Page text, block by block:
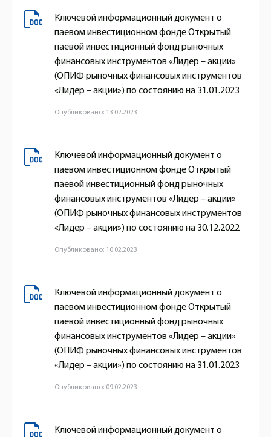
Ключевой информационный документ о
паевом инвестиционном фонде Открытый
паевой инвестиционный фонд рыночных
финансовых инструментов «Лидер – акции»
(ОПИФ рыночных финансовых инструментов
«Лидер – акции») по состоянию на 31.01.2023
Опубликовано: 13.02.2023
Ключевой информационный документ о
паевом инвестиционном фонде Открытый
паевой инвестиционный фонд рыночных
финансовых инструментов «Лидер – акции»
(ОПИФ рыночных финансовых инструментов
«Лидер – акции») по состоянию на 30.12.2022
Опубликовано: 10.02.2023
Ключевой информационный документ о
паевом инвестиционном фонде Открытый
паевой инвестиционный фонд рыночных
финансовых инструментов «Лидер – акции»
(ОПИФ рыночных финансовых инструментов
«Лидер – акции») по состоянию на 31.01.2023
Опубликовано: 09.02.2023
Ключевой информационный документ о